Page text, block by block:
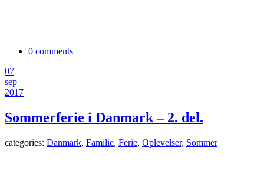
0 comments
07
sep
2017
Sommerferie i Danmark – 2. del.
categories: Danmark, Familie, Ferie, Oplevelser, Sommer